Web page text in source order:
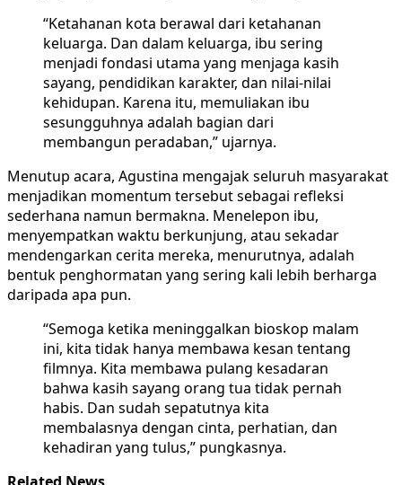
“Ketahanan kota berawal dari ketahanan
keluarga. Dan dalam keluarga, ibu sering
menjadi fondasi utama yang menjaga kasih
sayang, pendidikan karakter, dan nilai-nilai
kehidupan. Karena itu, memuliakan ibu
sesungguhnya adalah bagian dari
membangun peradaban,” ujarnya.
Menutup acara, Agustina mengajak seluruh masyarakat
menjadikan momentum tersebut sebagai refleksi
sederhana namun bermakna. Menelepon ibu,
menyempatkan waktu berkunjung, atau sekadar
mendengarkan cerita mereka, menurutnya, adalah
bentuk penghormatan yang sering kali lebih berharga
daripada apa pun.
“Semoga ketika meninggalkan bioskop malam
ini, kita tidak hanya membawa kesan tentang
filmnya. Kita membawa pulang kesadaran
bahwa kasih sayang orang tua tidak pernah
habis. Dan sudah sepatutnya kita
membalasnya dengan cinta, perhatian, dan
kehadiran yang tulus,” pungkasnya.